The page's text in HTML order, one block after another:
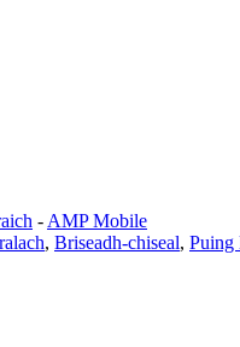
- AMP Mobile
, Briseadh-chiseal, Puing